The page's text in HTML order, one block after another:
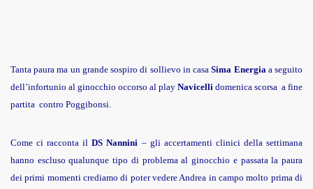
Tanta paura ma un grande sospiro di sollievo in casaSima Energia a seguito
dell’infortunio al ginocchio occorso al play Navicelli domenica scorsa a fine
partita contro Poggibonsi.
Come ci racconta ilDS Nannini – gli accertamenti clinici della settimana
hanno escluso qualunque tipo di problema al ginocchio e passata la paura
dei primi momenti crediamo di poter vedere Andrea in campo molto prima di